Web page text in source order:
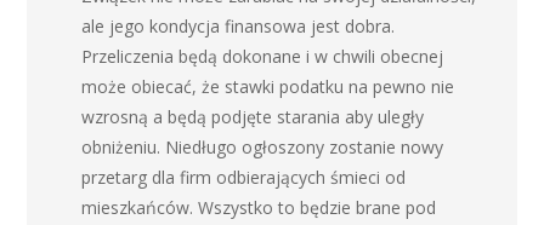
ale jego kondycja finansowa jest dobra.
Przeliczenia będą dokonane i w chwili obecnej
może obiecać, że stawki podatku na pewno nie
wzrosną a będą podjęte starania aby uległy
obniżeniu. Niedługo ogłoszony zostanie nowy
przetarg dla firm odbierających śmieci od
mieszkańców. Wszystko to będzie brane pod